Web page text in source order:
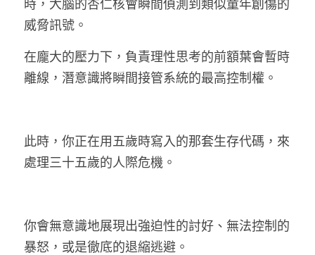
時，大腦的杏仁核會瞬間偵測到類似童年創傷的
威脅訊號。
在龐大的壓力下，負責理性思考的前額葉會暫時
離線，潛意識將瞬間接管系統的最高控制權。
此時，你正在用五歲時寫入的那套生存代碼，來
處理三十五歲的人際危機。
你會無意識地展現出強迫性的討好、無法控制的
暴怒，或是徹底的退縮逃避。